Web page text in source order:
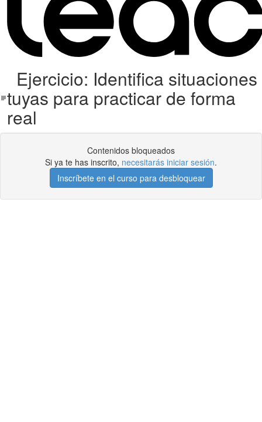
Ejercicio: Identifica situaciones
tuyas para practicar de forma
real
Contenidos bloqueados
Si ya te has inscrito, necesitarás iniciar sesión.
Inscríbete en el curso para desbloquear